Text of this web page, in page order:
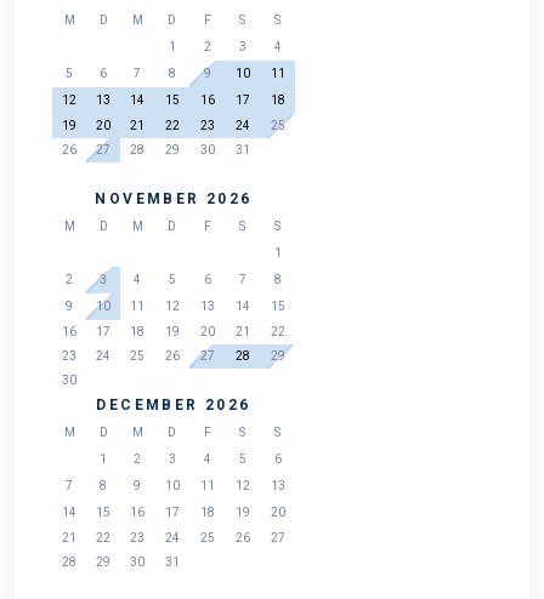
M D M D F S
S
1
2 3
4
5
6 7 8 9 10
11
12
13 14 15 16 17
18
19
20 21 22 23 24
25
26
27 28 29 30 31
NOVEMBER 2026
M D M D F S
S
1
2
3 4 5 6 7
8
9
10 11 12 13 14
15
16
17 18 19 20 21
22
23
24 25 26 27 28
29
30
DECEMBER 2026
M D M D F S
S
1
2 3 4 5
6
7
8 9 10 11 12
13
14
15 16 17 18 19
20
21
22 23 24 25 26
27
28
29 30 31